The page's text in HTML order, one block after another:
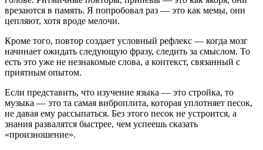
врезаются в память. Я попробовал раз — это как мемы, они
цепляют, хотя вроде мелочи.
Кроме того, повтор создает условный рефлекс — когда мозг
начинает ожидать следующую фразу, следить за смыслом. То
есть это уже не незнакомые слова, а контекст, связанный с
приятным опытом.
Если представить, что изучение языка — это стройка, то
музыка — это та самая виброплита, которая уплотняет песок,
не давая ему рассыпаться. Без этого песок не устроится, а
знания развалятся быстрее, чем успеешь сказать
«произношение».